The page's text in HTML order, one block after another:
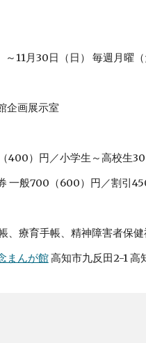
11月30日（日） 毎週月曜
企画展示室
400）円／小学生～高校生
一般700（600）円／割引
、療育手帳、精神障害者保
まんが館 高知市九反田2-1 高